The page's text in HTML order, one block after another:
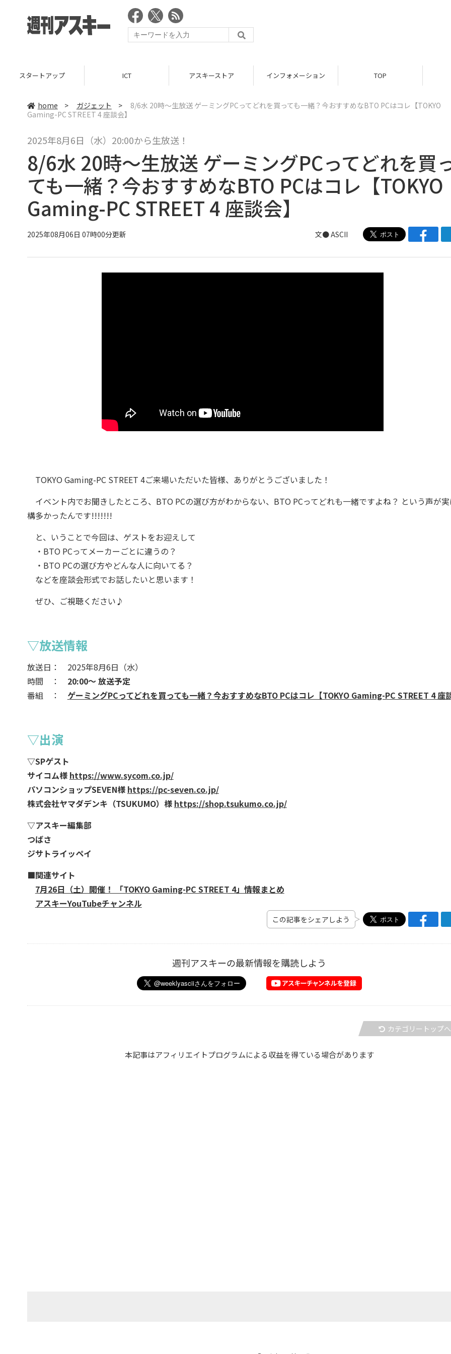
スタートアップ ICT アスキーストア インフォメーション TOP
home > ガジェット >
8/6水 20時〜生放送 ゲーミングPCってどれを買っても一緒？今おすすめなBTO PCはコレ【TOKYO
Gaming-PC STREET 4 座談会】
2025年8月6日（水）20:00から生放送！
8/6水 20時〜生放送 ゲーミングPCってどれを買
ても一緒？今おすすめなBTO PCはコレ【TOKYO
Gaming-PC STREET 4 座談会】
2025年08月06日 07時00分更新 文● ASCII
TOKYO Gaming-PC STREET 4ご来場いただいた皆様、ありがとうございました！
イベント内でお聞きしたところ、BTO PCの選び方がわからない、BTO PCってどれも一緒ですよね？ という声が
構多かったんです!!!!!!!
と、いうことで今回は、ゲストをお迎えして
・BTO PCってメーカーごとに違うの？
・BTO PCの選び方やどんな人に向いてる？
などを座談会形式でお話したいと思います！
ぜひ、ご視聴ください♪
▽放送情報
放送日： 2025年8月6日（水）
時間 ： 20:00～ 放送予定
番組 ： ゲーミングPCってどれを買っても一緒？今おすすめなBTO PCはコレ【TOKYO Gaming-PC STREET 4 座
▽出演
▽SPゲスト
サイコム様 https://www.sycom.co.jp/
パソコンショップSEVEN様 https://pc-seven.co.jp/
株式会社ヤマダデンキ（TSUKUMO）様 https://shop.tsukumo.co.jp/
▽アスキー編集部
つばさ
ジサトライッペイ
■関連サイト
7月26日（土）開催！ 「TOKYO Gaming-PC STREET 4」情報まとめ
アスキーYouTubeチャンネル
この記事をシェアしよう
週刊アスキーの最新情報を購読しよう
カテゴリートップへ
本記事はアフィリエイトプログラムによる収益を得ている場合があります